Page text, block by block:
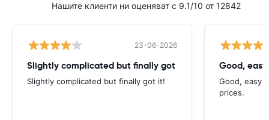
Нашите клиенти ни оценяват с 9.1/10 от 12842
23-06-2026
Slightly complicated but finally got
Slightly complicated but finally got it!
Good,
Good, easy
prices.